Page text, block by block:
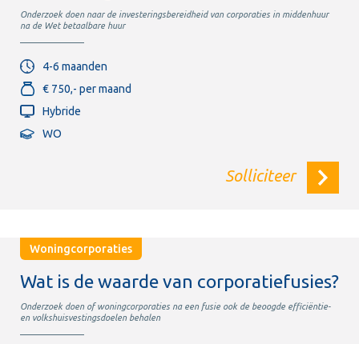
Onderzoek doen naar de investeringsbereidheid van corporaties in middenhuur
na de Wet betaalbare huur
4-6 maanden
€ 750,- per maand
Hybride
WO
Solliciteer
Woningcorporaties
Wat is de waarde van corporatiefusies?
Onderzoek doen of woningcorporaties na een fusie ook de beoogde efficiëntie-
en volkshuisvestingsdoelen behalen